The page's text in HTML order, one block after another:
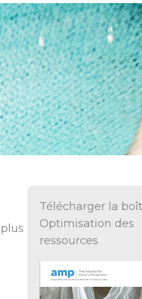
Télécharger la
Optimisation des
ressources